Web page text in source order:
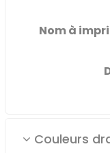
Nom à
Couleurs